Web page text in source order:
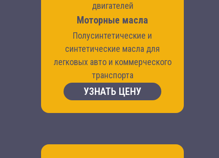
двигателей
Моторные масла
Полусинтетические и
синтетические масла для
легковых авто и коммерческого
транспорта
УЗНАТЬ ЦЕНУ